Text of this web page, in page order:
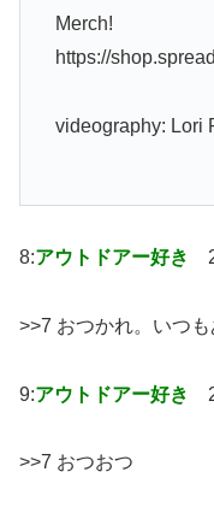
Merch!
https://
videography: Lori
8:アウトドアー好き
>>7 おつかれ。いつも
9:アウトドアー好き
>>7 おつおつ